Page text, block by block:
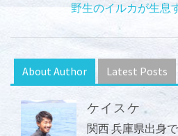
野生のイルカが生息
About Author Latest Posts
ケイスケ
関西 兵庫県出身